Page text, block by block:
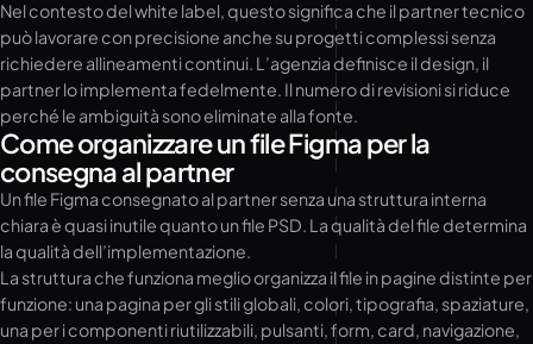
Nel contesto del white label, questo significa che il partner tecnico
può lavorare con precisione anche su progetti complessi senza
richiedere allineamenti continui. L’agenzia definisce il design, il
partner lo implementa fedelmente. Il numero di revisioni si riduce
perché le ambiguità sono eliminate alla fonte.
Come organizzare un file Figma per la
consegna al partner
Un file Figma consegnato al partner senza una struttura interna
chiara è quasi inutile quanto un file PSD. La qualità del file determina
la qualità dell’implementazione.
La struttura che funziona meglio organizza il file in pagine distinte per
funzione: una pagina per gli stili globali, colori, tipografia, spaziature,
una per i componenti riutilizzabili, pulsanti, form, card, navigazione,